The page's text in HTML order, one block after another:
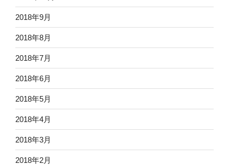
2018年9月
2018年8月
2018年7月
2018年6月
2018年5月
2018年4月
2018年3月
2018年2月